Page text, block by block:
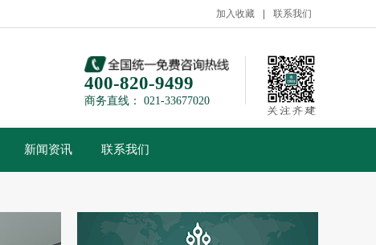
加入收藏 联系我们
400-820-9499
商务直线： 021-33677020
新闻资讯 联系我们